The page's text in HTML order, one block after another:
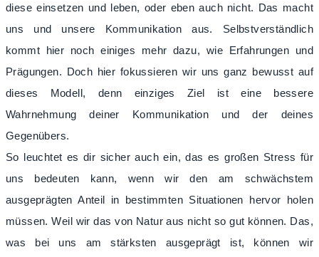
diese einsetzen und leben, oder eben auch nicht. Das macht
uns und unsere Kommunikation aus. Selbstverständlich
kommt hier noch einiges mehr dazu, wie Erfahrungen und
Prägungen. Doch hier fokussieren wir uns ganz bewusst auf
dieses Modell, denn einziges Ziel ist eine bessere
Wahrnehmung deiner Kommunikation und der deines
Gegenübers.
So leuchtet es dir sicher auch ein, das es großen Stress für
uns bedeuten kann, wenn wir den am schwächstem
ausgeprägten Anteil in bestimmten Situationen hervor holen
müssen. Weil wir das von Natur aus nicht so gut können. Das,
was bei uns am stärksten ausgeprägt ist, können wir